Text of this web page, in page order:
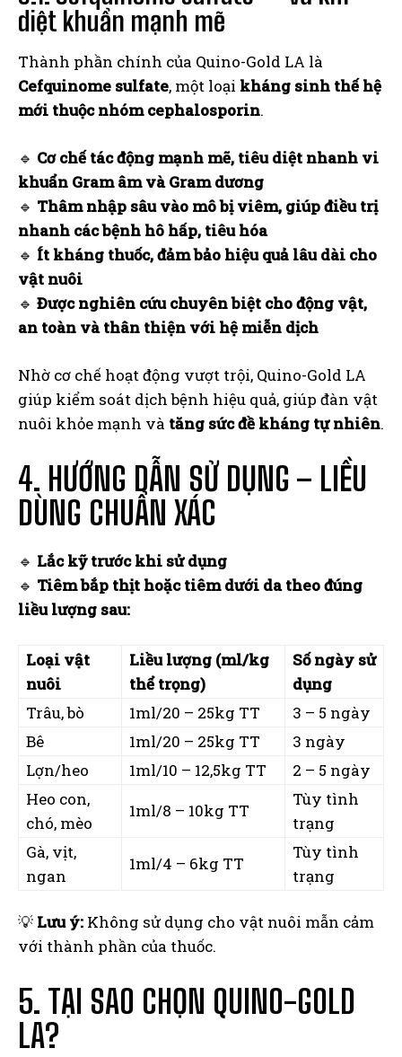
diệt khuẩn mạnh mẽ
Thành phần chính của Quino-Gold LA là
Cefquinome sulfate, một loại kháng sinh thế hệ
mới thuộc nhóm cephalosporin.
🔹 Cơ chế tác động mạnh mẽ, tiêu diệt nhanh vi
khuẩn Gram âm và Gram dương
🔹 Thâm nhập sâu vào mô bị viêm, giúp điều trị
nhanh các bệnh hô hấp, tiêu hóa
🔹 Ít kháng thuốc, đảm bảo hiệu quả lâu dài cho
vật nuôi
🔹 Được nghiên cứu chuyên biệt cho động vật,
an toàn và thân thiện với hệ miễn dịch
Nhờ cơ chế hoạt động vượt trội, Quino-Gold LA
giúp kiểm soát dịch bệnh hiệu quả, giúp đàn vật
nuôi khỏe mạnh và tăng sức đề kháng tự nhiên.
4. HƯỚNG DẪN SỬ DỤNG – LIỀU
DÙNG CHUẨN XÁC
🔹 Lắc kỹ trước khi sử dụng
🔹 Tiêm bắp thịt hoặc tiêm dưới da theo đúng
liều lượng sau:
Loại vật
nuôi
Liều lượng (ml/kg
thể trọng)
Số ngày sử
dụng
Trâu, bò
1ml/20 – 25kg TT
3 – 5 ngày
Bê
1ml/20 – 25kg TT
3 ngày
Lợn/heo
1ml/10 – 12,5kg TT
2 – 5 ngày
Heo con,
chó, mèo
1ml/8 – 10kg TT
Tùy tình
trạng
Gà, vịt,
ngan
1ml/4 – 6kg TT
Tùy tình
trạng
💡 Lưu ý: Không sử dụng cho vật nuôi mẫn cảm
với thành phần của thuốc.
5. TẠI SAO CHỌN QUINO-GOLD
LA?